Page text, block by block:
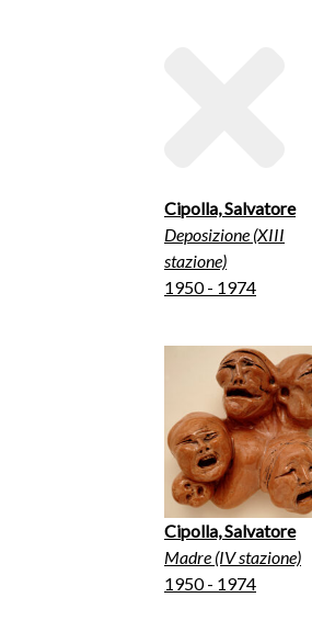
Cipolla, Salvatore
Deposizione (XIII
stazione)
1950 - 1974
Cipolla, Salvatore
Madre (IV stazione)
1950 - 1974